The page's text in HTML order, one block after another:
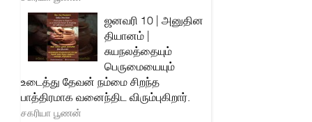
ஜனவரி 10 | அனுதின
தியானம் |
சுயநலத்தையும்
பெருமையையும்
உடைத்து தேவன் நம்மை சிறந்த
பாத்திரமாக வனைந்திட விரும்புகிறார்.
சகரியா பூணன்